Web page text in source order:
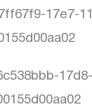
17e7-